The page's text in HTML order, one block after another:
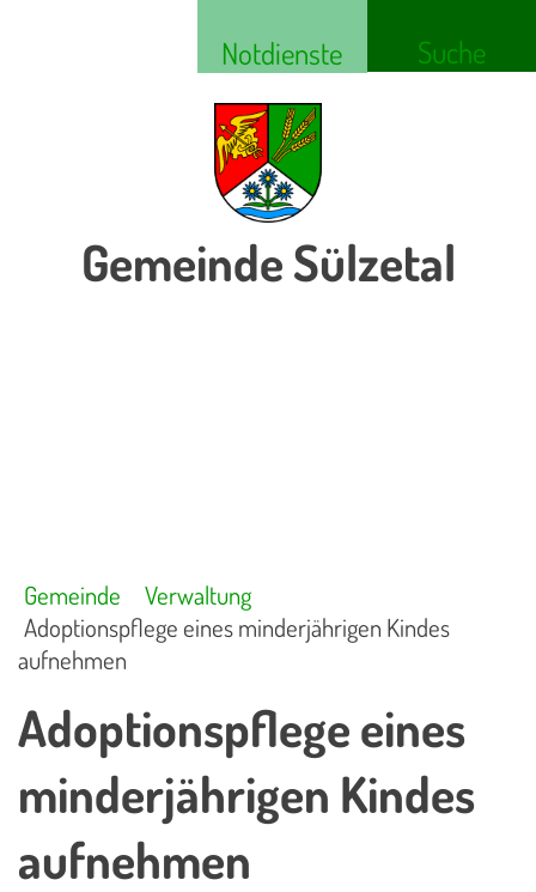
Notdienste Suche
Gemeinde Sülzetal
Gemeinde
Verwaltung
Adoptionspflege eines minderjährigen Kindes
aufnehmen
Adoptionspflege eines
minderjährigen Kindes
aufnehmen